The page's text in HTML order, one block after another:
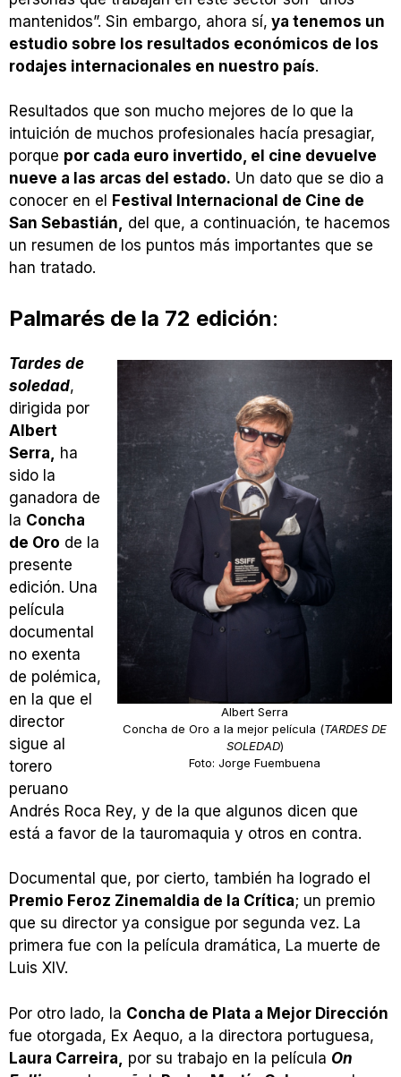
mantenidos”. Sin embargo, ahora sí, ya tenemos un
estudio sobre los resultados económicos de los
rodajes internacionales en nuestro país.
Resultados que son mucho mejores de lo que la
intuición de muchos profesionales hacía presagiar,
porque por cada euro invertido, el cine devuelve
nueve a las arcas del estado. Un dato que se dio a
conocer en el
Festival Internacional de Cine de
San Sebastián, del que, a continuación, te hacemos
un resumen de los puntos más importantes que se
han tratado.
Palmarés de la 72 edición:
Albert Serra
Concha de Oro a la mejor película (TARDES DE
SOLEDAD)
Foto: Jorge Fuembuena
Tardes de
soledad,
dirigida por
Albert
Serra,
ha
sido la
ganadora de
la Concha
de Oro de la
presente
edición. Una
película
documental
no exenta
de polémica,
en la que el
director
sigue al
torero
peruano
Andrés Roca Rey, y de la que algunos dicen que
está a favor de la tauromaquia y otros en contra.
Documental que, por cierto, también ha logrado el
Premio Feroz Zinemaldia de la Crítica; un premio
que su director ya consigue por segunda vez. La
primera fue con la película dramática, La muerte de
Luis XIV.
Por otro lado, la Concha de Plata a Mejor Dirección
fue otorgada, Ex Aequo, a la directora portuguesa,
Laura Carreira,
por su trabajo en la película On